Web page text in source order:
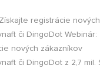
registrácie
či DingoDot Webinár:
nových zákazníkov
či DingoDot z 2,7 mil.